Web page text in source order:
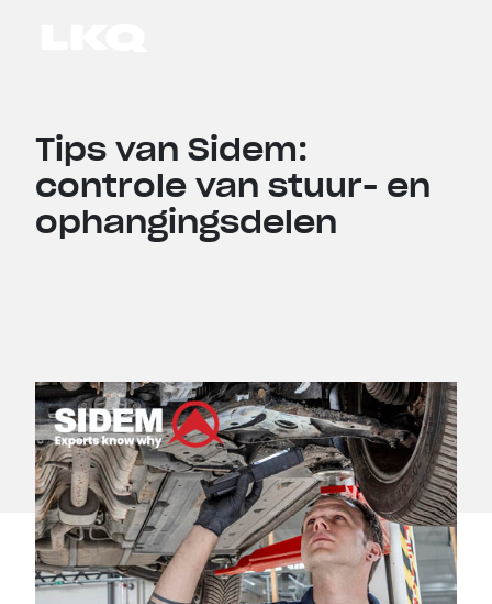
Tips van Sidem:
controle van stuur- en
ophangingsdelen